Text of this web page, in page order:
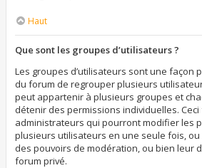
Haut
Que sont les groupes d’utilisateurs ?
Les groupes d’utilisateurs sont une façon
du forum de regrouper plusieurs
peut appartenir à plusieurs groupes et
détenir des permissions individuelles.
administrateurs qui pourront modifier les
plusieurs utilisateurs en une seule fois,
des pouvoirs de modération, ou bien leur
forum privé.